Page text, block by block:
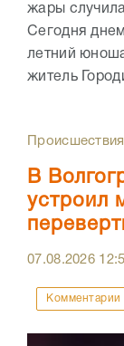
жары
Сегодня
летний
житель
Происшествия
В
устроил
07.08.2026
Комментарии